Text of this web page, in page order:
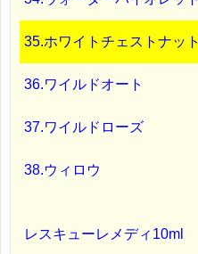
35.ホワイトチェストナット
36.ワイルドオート
37.ワイルドローズ
38.ウィロウ
レスキューレメディ10ml